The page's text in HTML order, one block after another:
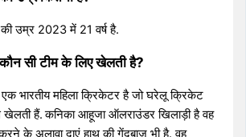
उम्र 2023 में 21 वर्ष है.
सी टीम के लिए खेलती है?
भारतीय महिला क्रिकेटर है जो घरेलू क्रिकेट
खेलती हैं. कनिका आहूजा ऑलराउंडर खिलाड़ी है वह
के अलावा दाएं हाथ की गेंदबाज भी है. वह